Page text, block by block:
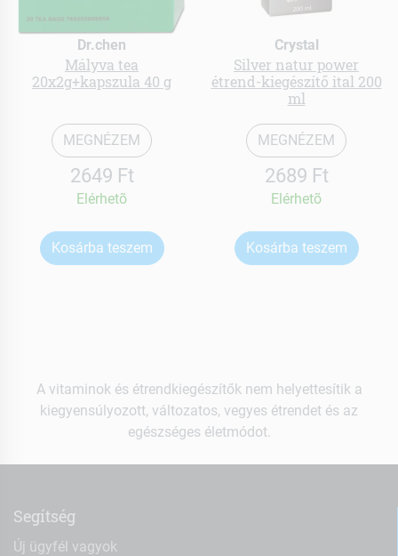
Dr.chen
Mályva tea
20x2g+kapszula 40 g
MEGNÉZEM
2649 Ft
Elérhetõ
Kosárba teszem
Crystal
Silver natur power
étrend-kiegészítő ital 200
ml
MEGNÉZEM
2689 Ft
Elérhetõ
Kosárba teszem
A vitaminok és étrendkiegészítők nem helyettesítik a
kiegyensúlyozott, változatos, vegyes étrendet és az
egészséges életmódot.
Segítség
Új ügyfél vagyok